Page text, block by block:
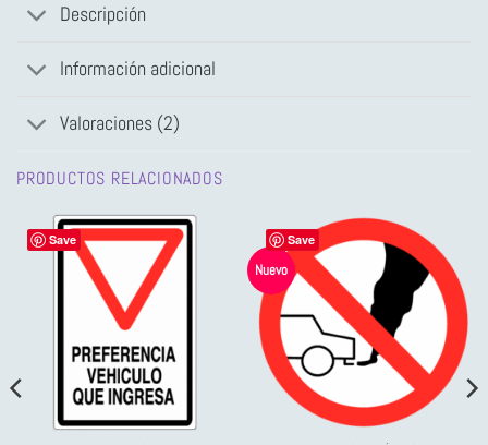
Descripción
Información adicional
Valoraciones (2)
PRODUCTOS RELACIONADOS
Save Save
Nuevo